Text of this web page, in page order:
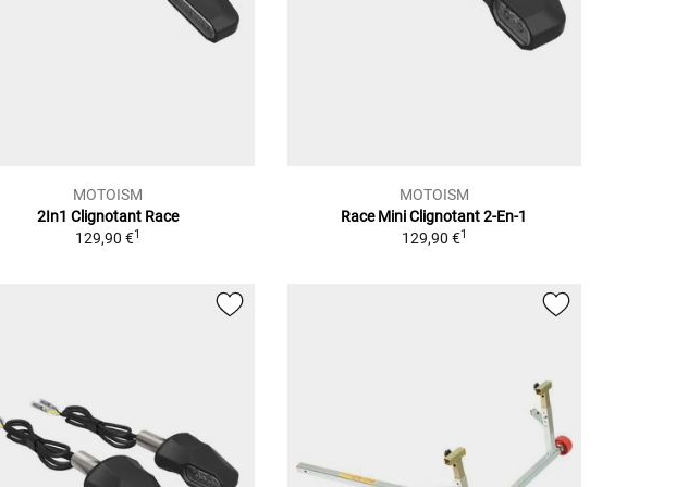
MOTOISM
2In1 Clignotant Race
129,90 €1
MOTOISM
Race Mini Clignotant 2-En-1
129,90 €1